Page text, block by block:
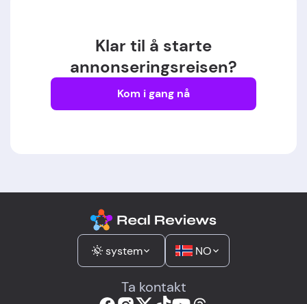
Klar til å starte
annonseringsreisen?
Kom i gang nå
system NO
Ta kontakt